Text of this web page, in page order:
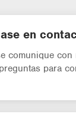
en
comunique
para